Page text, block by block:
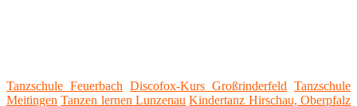
Tanzschule Feuerbach Discofox-Kurs Großrinderfeld Tanzschule
Meitingen Tanzen lernen Lunzenau Kindertanz Hirschau, Oberpfalz